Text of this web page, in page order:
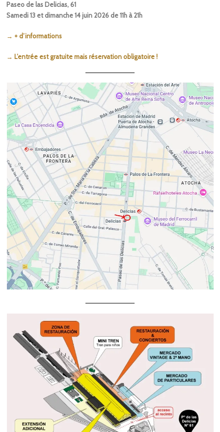
Paseo de las Delicias, 61
Samedi 13 et dimanche 14 juin 2026 de 11h à 21h
→ + d’informations
→ L’entrée est gratuite mais réservation obligatoire !